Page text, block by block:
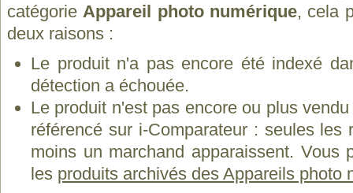
catégorieAppareil photo numérique, cela
deux raisons :
Le produit n'a pas encore été indexé
détection a échouée.
Le produit n'est pas encore ou plus
référencé sur i-Comparateur : seules les
moins un marchand apparaissent. Vous
les produits archivés des Appareils photo